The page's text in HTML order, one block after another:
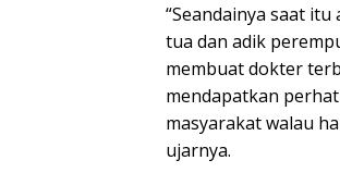
“Seandainya saat
tua dan adik
membuat dokter
mendapatkan
masyarakat walau
ujarnya.